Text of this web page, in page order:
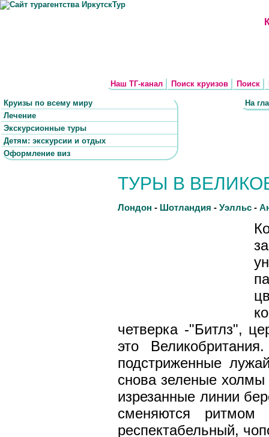
Поиск
Поиск круизов
Наш ТГ-канал
Круизы по всему миру
Лечение
Экскурсионные туры
Детям: экскурсии и отдых
Оформление виз
На
ТУРЫ В
Лондон - Шотландия - Уэлльс -
четверка -"Битлз",
это
подстриженные
снова зеленые
изрезанные линии
сменяются
респектабельный,